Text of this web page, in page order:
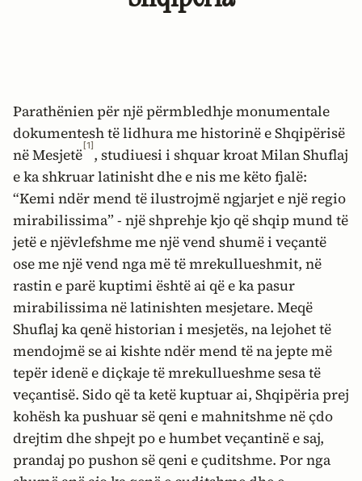
Parathënien për një përmbledhje monumentale
dokumentesh të lidhura me historinë e Shqipërisë
në Mesjetë [1] , studiuesi i shquar kroat Milan Shuflaj
e ka shkruar latinisht dhe e nis me këto fjalë:
“Kemi ndër mend të ilustrojmë ngjarjet e njëregio
mirabilissima” - një shprehje kjo që shqip mund të
jetë e njëvlefshme menjë vend shumë i veçantë
ose menjë vend nga më të mrekullueshmit, në
rastin e parë kuptimi është ai që e ka pasur
mirabilissima në latinishten mesjetare. Meqë
Shuflaj ka qenë historian i mesjetës, na lejohet të
mendojmë se ai kishte ndër mend të na jepte më
tepër idenë e diçkaje të mrekullueshme sesa të
veçantisë. Sido që ta ketë kuptuar ai, Shqipëria prej
kohësh ka pushuar së qeni e mahnitshme në çdo
drejtim dhe shpejt po e humbet veçantinë e saj,
prandaj po pushon së qeni e çuditshme. Por nga